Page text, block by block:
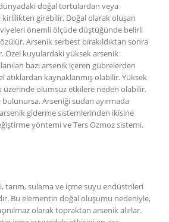
doğal tortulardan veya
girebilir. Doğal olarak oluşan
önemli ölçüde düştüğünde belirli
Arsenik serbest bırakıldıktan sonra
Özel kuyulardaki yüksek arsenik
bazı arsenik içeren gübrelerden
atıklardan kaynaklanmış olabilir. Yüksek
üzerinde olumsuz etkilere neden olabilir.
Arseniği sudan ayırmada
giderme sistemlerinden ikisine
yöntemi ve Ters Ozmoz sistemi.
tarım, sulama ve içme suyu endüstrileri
Bu elementin doğal oluşumu nedeniyle,
olarak topraktan arsenik alırlar.